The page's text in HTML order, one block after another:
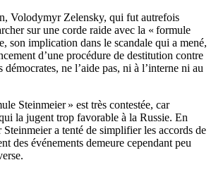
Volodymyr Zelensky, qui fut autrefois
sur une corde raide avec la « formule
son implication dans le scandale qui a mené,
d’une procédure de destitution contre
ne l’aide pas, ni à l’interne ni au
Steinmeier » est très contestée, car
la jugent trop favorable à la Russie. En
a tenté de simplifier les accords de
des événements demeure cependant peu